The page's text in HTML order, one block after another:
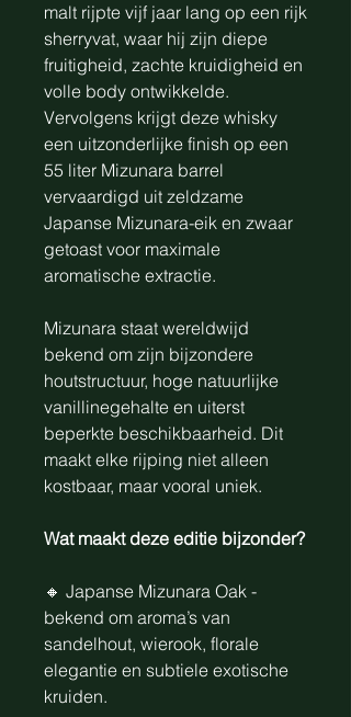
malt rijpte vijf jaar lang op een rijk
sherryvat, waar hij zijn diepe
fruitigheid, zachte kruidigheid en
volle body ontwikkelde.
Vervolgens krijgt deze whisky
een uitzonderlijke finish op een
55 liter Mizunara barrel
vervaardigd uit zeldzame
Japanse Mizunara-eik en zwaar
getoast voor maximale
aromatische extractie.
Mizunara staat wereldwijd
bekend om zijn bijzondere
houtstructuur, hoge natuurlijke
vanillinegehalte en uiterst
beperkte beschikbaarheid. Dit
maakt elke rijping niet alleen
kostbaar, maar vooral uniek.
Wat maakt deze editie bijzonder?
🔸 Japanse Mizunara Oak -
bekend om aroma’s van
sandelhout, wierook, florale
elegantie en subtiele exotische
kruiden.